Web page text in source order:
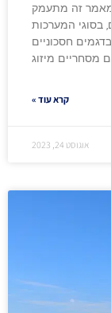
מאמר זה מתעמק
בסוגי המערכות
חסכוניים
מסחריים מיזוג
קרא עוד »
אוגוסט 24, 2023